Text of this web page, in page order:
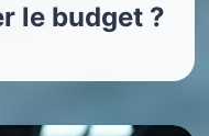
le budget ?